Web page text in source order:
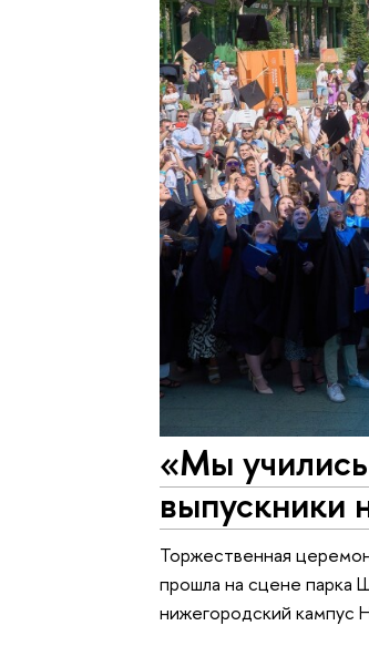
«Мы
выпускники
Торжественная
прошла на сцене парка
нижегородский кампус